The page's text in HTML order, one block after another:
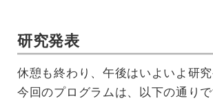
研究発表
休憩も終わり、午後はいよいよ研究
今回のプログラムは、以下の通りで